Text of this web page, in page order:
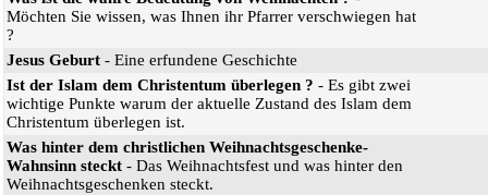
Möchten Sie wissen, was Ihnen ihr Pfarrer verschwiegen hat
?
Jesus Geburt - Eine erfundene Geschichte
Ist der Islam dem Christentum überlegen ? - Es gibt zwei
wichtige Punkte warum der aktuelle Zustand des Islam dem
Christentum überlegen ist.
Was hinter dem christlichen Weihnachtsgeschenke-
Wahnsinn steckt - Das Weihnachtsfest und was hinter den
Weihnachtsgeschenken steckt.